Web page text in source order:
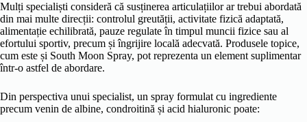
Mulți specialiști consideră că susținerea articulațiilor ar trebui abordată
din mai multe direcții: controlul greutății, activitate fizică adaptată,
alimentație echilibrată, pauze regulate în timpul muncii fizice sau al
efortului sportiv, precum și îngrijire locală adecvată. Produsele topice,
cum este și South Moon Spray, pot reprezenta un element suplimentar
într-o astfel de abordare.
Din perspectiva unui specialist, un spray formulat cu ingrediente
precum venin de albine, condroitină și acid hialuronic poate: